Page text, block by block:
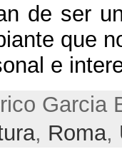
de ser
que
e
Garcia
, Roma,